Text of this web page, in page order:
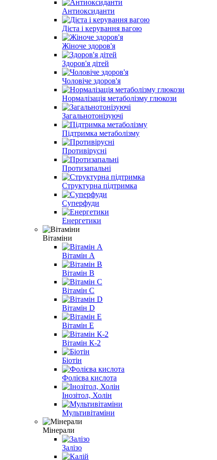
Антиоксиданти
Дієта і керування вагою
Жіноче здоров'я
Здоров'я дітей
Чоловіче здоров'я
Нормалізація метаболізму глюкози
Загальнотонізуючі
Підтримка метаболізму
Противірусні
Протизапальні
Структурна підтримка
Суперфуди
Енергетики
Вітаміни
Вітамін A
Вітамін B
Вітамін С
Вітамін D
Вітамін E
Вітамін К-2
Біотін
Фолієва кислота
Інозітол, Холін
Мультивітаміни
Мінерали
Залізо